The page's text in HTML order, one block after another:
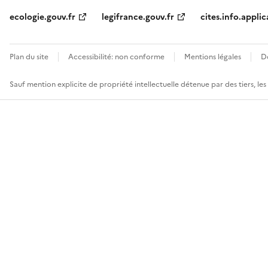
ecologie.gouv.fr
legifrance.gouv.fr
Plan du site Accessibilité: non conforme Mentions légales
Sauf mention explicite de propriété intellectuelle détenue par des tiers,